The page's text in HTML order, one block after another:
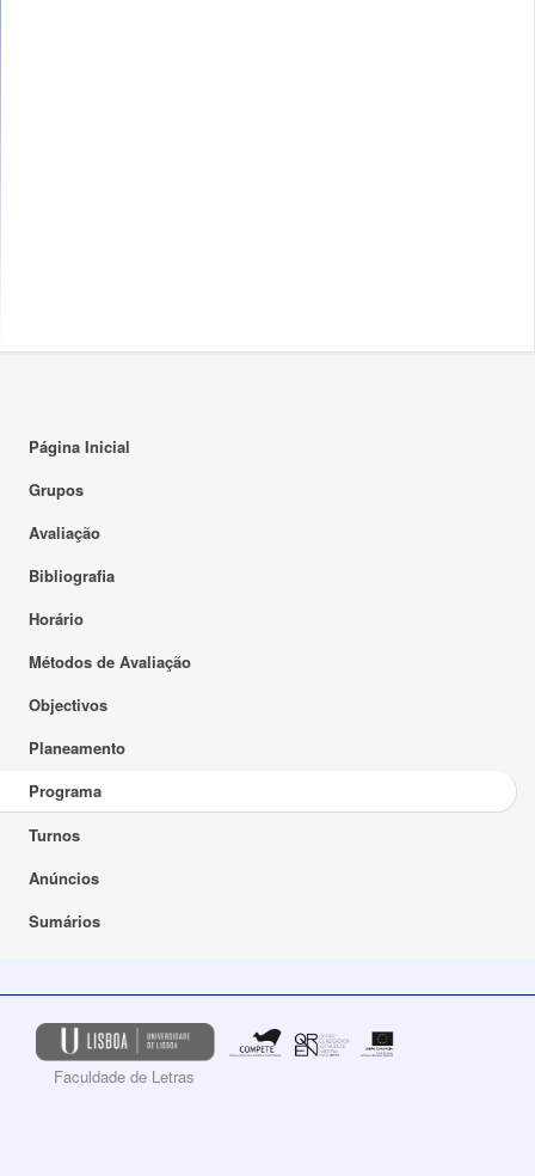
Página Inicial
Grupos
Avaliação
Bibliografia
Horário
Métodos de Avaliação
Objectivos
Planeamento
Programa
Turnos
Anúncios
Sumários
Faculdade de Letras